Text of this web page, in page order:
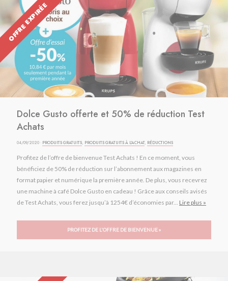
OFFRE EXPIRÉE
Dolce Gusto offerte et 50% de réduction Test
Achats
04/09/2020 · PRODUITS GRATUITS, PRODUITS GRATUITS À L'ACHAT, RÉDUCTIONS
Profitez de l’offre de bienvenue Test Achats ! En ce moment, vous
bénéficiez de 50% de réduction sur l’abonnement aux magazines en
format papier et numérique la première année. De plus, vous recevrez
une machine à café Dolce Gusto en cadeau ! Grâce aux conseils avisés
de Test Achats, vous ferez jusqu’à 1254€ d’économies par... Lire plus »
PROFITEZ DE L'OFFRE DE BIENVENUE »